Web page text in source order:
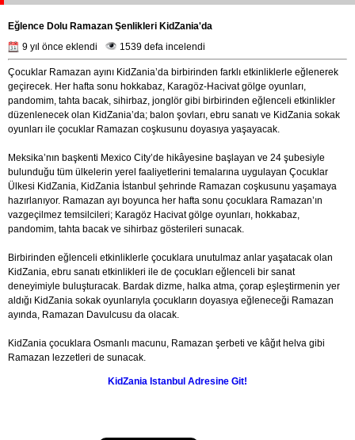
Eğlence Dolu Ramazan Şenlikleri KidZania'da
9 yıl önce eklendi
1539 defa incelendi
Çocuklar Ramazan ayını KidZania’da birbirinden farklı etkinliklerle eğlenerek
geçirecek. Her hafta sonu hokkabaz, Karagöz-Hacivat gölge oyunları,
pandomim, tahta bacak, sihirbaz, jonglör gibi birbirinden eğlenceli etkinlikler
düzenlenecek olan KidZania’da; balon şovları, ebru sanatı ve KidZania sokak
oyunları ile çocuklar Ramazan coşkusunu doyasıya yaşayacak.
Meksika’nın başkenti Mexico City’de hikâyesine başlayan ve 24 şubesiyle
bulunduğu tüm ülkelerin yerel faaliyetlerini temalarına uygulayan Çocuklar
Ülkesi KidZania, KidZania İstanbul şehrinde Ramazan coşkusunu yaşamaya
hazırlanıyor. Ramazan ayı boyunca her hafta sonu çocuklara Ramazan’ın
vazgeçilmez temsilcileri; Karagöz Hacivat gölge oyunları, hokkabaz,
pandomim, tahta bacak ve sihirbaz gösterileri sunacak.
Birbirinden eğlenceli etkinliklerle çocuklara unutulmaz anlar yaşatacak olan
KidZania, ebru sanatı etkinlikleri ile de çocukları eğlenceli bir sanat
deneyimiyle buluşturacak. Bardak dizme, halka atma, çorap eşleştirmenin yer
aldığı KidZania sokak oyunlarıyla çocukların doyasıya eğleneceği Ramazan
ayında, Ramazan Davulcusu da olacak.
KidZania çocuklara Osmanlı macunu, Ramazan şerbeti ve kâğıt helva gibi
Ramazan lezzetleri de sunacak.
KidZania Istanbul Adresine Git!